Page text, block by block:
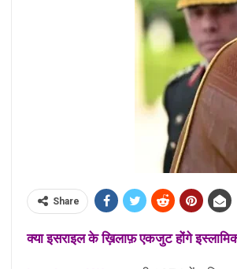
Share
क्या इसराइल के ख़िलाफ़ एकजुट होंगे